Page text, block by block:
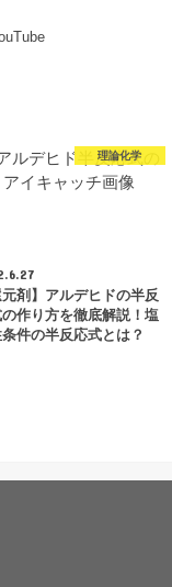
理論化学
元剤】アルデヒドの半反
の作り方を徹底解説！塩
件の半反応式とは？